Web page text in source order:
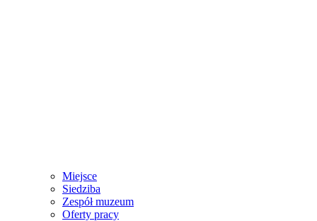
Miejsce
Siedziba
Zespół muzeum
Oferty pracy